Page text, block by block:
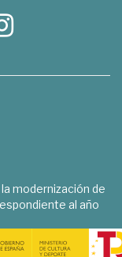
modernización de
al año